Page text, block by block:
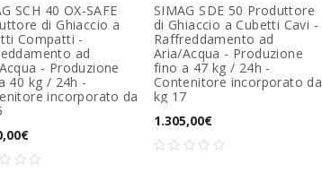
SCH 40 OX-SAFE
di Ghiaccio a
Compatti -
ad
- Produzione
40 kg / 24h -
incorporato da
SIMAG SDE 50 Produttore
di Ghiaccio a Cubetti Cavi -
Raffreddamento ad
Aria/Acqua - Produzione
fino a 47 kg / 24h -
Contenitore incorporato da
kg 17
1.305,00€